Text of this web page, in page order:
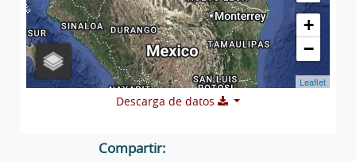
+
−
Leaflet
Descarga de datos
Compartir: